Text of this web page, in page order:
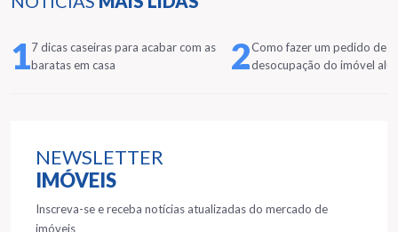
17 dicas caseiras para acabar com as
baratas em casa
2Como fazer um pedido de
desocupação do imóvel
NEWSLETTER
IMÓVEIS
Inscreva-se e receba notícias atualizadas do mercado de
imóveis